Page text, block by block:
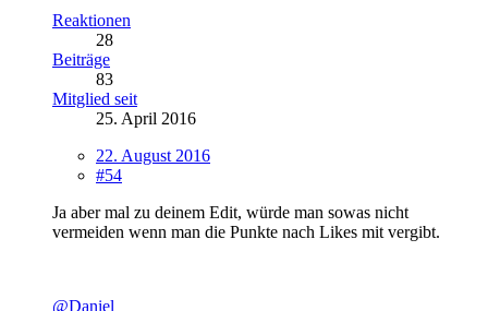
Reaktionen
28
Beiträge
83
Mitglied seit
25. April 2016
22. August 2016
#54
Ja aber mal zu deinem Edit, würde man sowas nicht
vermeiden wenn man die Punkte nach Likes mit vergibt.
@Daniel